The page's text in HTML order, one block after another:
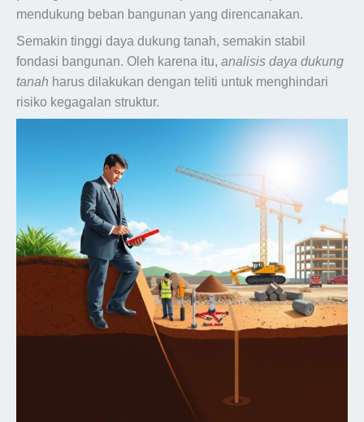
mendukung beban bangunan yang direncanakan.
Semakin tinggi daya dukung tanah, semakin stabil
fondasi bangunan. Oleh karena itu, analisis daya dukung
tanah harus dilakukan dengan teliti untuk menghindari
risiko kegagalan struktur.